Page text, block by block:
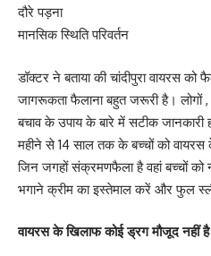
दौरे पड़ना
मानसिक स्थिति परिवर्तन
डॉक्टर ने बताया की चांदीपुरा वायरस
जागरूकता फैलाना बहुत जरूरी है।
बचाव के उपाय के बारे में सटीक जानकारी
महीने से 14 साल तक के बच्चों को वायरस
जिन जगहों संक्रमणफैला है वहां बच्चों
भगाने क्रीम का इस्तेमाल करें और फुल
वायरस के खिलाफ कोई ड्रग मौजूद नहीं है